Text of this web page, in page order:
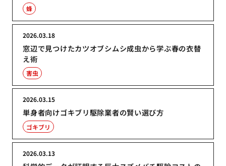
蜂
窓辺で見つけたカツオブシムシ成虫から学ぶ春の衣替
え術
2026.03.18
害虫
単身者向けゴキブリ駆除業者の賢い選び方
2026.03.15
ゴキブリ
2026.03.13